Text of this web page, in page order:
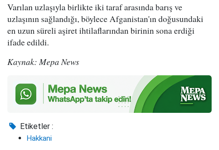
Varılan uzlaşıyla birlikte iki taraf arasında barış ve
uzlaşının sağlandığı, böylece Afganistan'ın doğusundaki
en uzun süreli aşiret ihtilaflarından birinin sona erdiği
ifade edildi.
Kaynak: Mepa News
Etiketler :
Hakkani